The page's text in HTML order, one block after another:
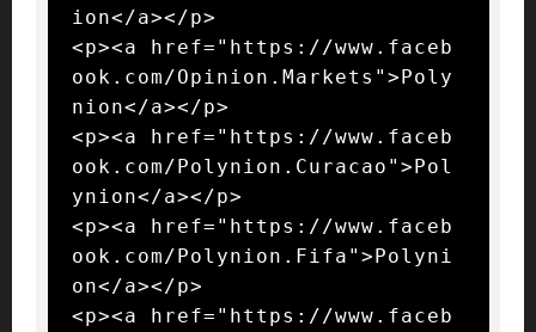
ion</a></p>
<p><a href="https://www.faceb
ook.com/Opinion.Markets">Poly
nion</a></p>
<p><a href="https://www.faceb
ook.com/Polynion.Curacao">Pol
ynion</a></p>
<p><a href="https://www.faceb
ook.com/Polynion.Fifa">Polyni
on</a></p>
<p><a href="https://www.faceb